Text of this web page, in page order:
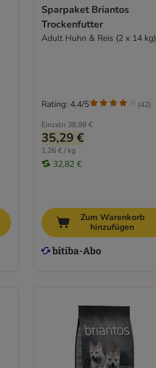
Sparpaket Briantos
Trockenfutter
Adult Huhn & Reis (2 x 14 kg)
Einzeln 38,98 €
35,29 €
1,26 € / kg
32,82 €
Rating: 4.4/5 (42)
Zum Warenkorb
hinzufügen